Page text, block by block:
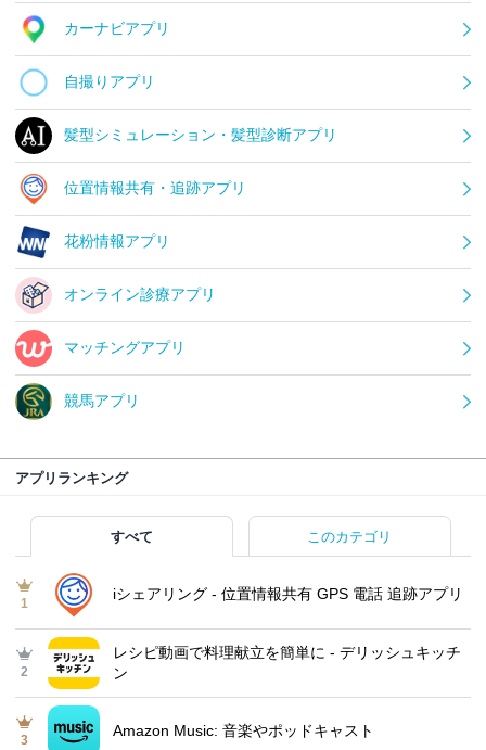
カーナビアプリ
自撮りアプリ
髪型シミュレーション・髪型診断アプリ
位置情報共有・追跡アプリ
花粉情報アプリ
オンライン診療アプリ
マッチングアプリ
競馬アプリ
アプリランキング
すべて このカテゴリ
1
iシェアリング - 位置情報共有 GPS 電話 追跡アプリ
2
レシピ動画で料理献立を簡単‪に - デリッシュキッチ
ン
3
Amazon Music: 音楽やポッドキャスト